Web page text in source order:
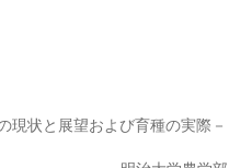
現状と展望および育種の実際－